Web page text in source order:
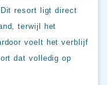
resort ligt direct
terwijl het
voelt het verblijf
dat volledig op